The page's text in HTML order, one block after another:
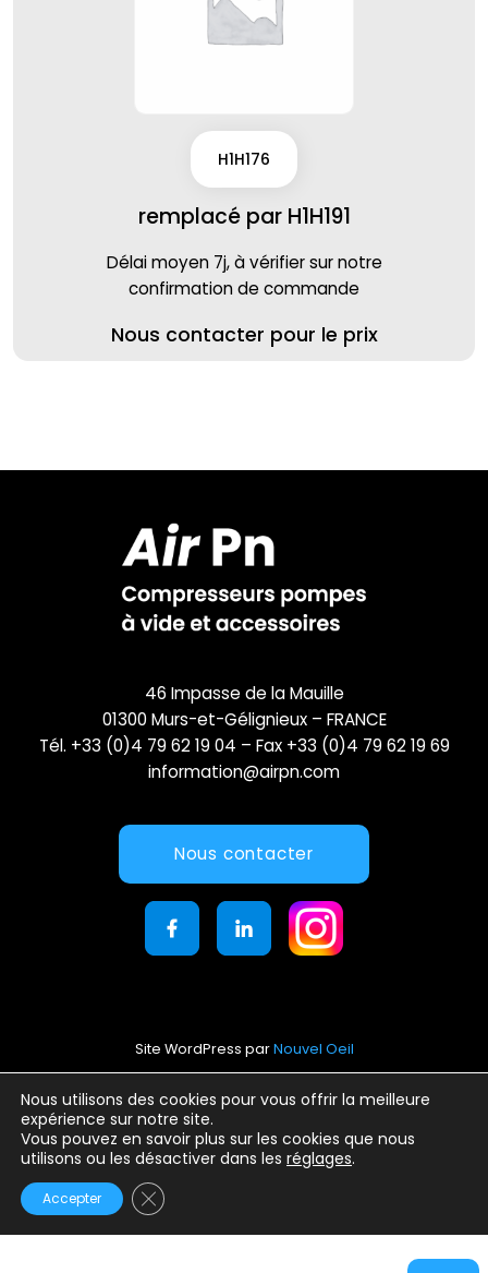
H1H176
remplacé par H1H191
Délai moyen 7j, à vérifier sur notre
confirmation de commande
Nous contacter pour le prix
Nous utilisons des cookies pour vous offrir la meilleure
expérience sur notre site.
Vous pouvez en savoir plus sur les cookies que nous
utilisons ou les désactiver dans les réglages.
Accepter Fermer la bannière des cookies GDPR
46 Impasse de la Mauille
01300 Murs-et-Gélignieux – FRANCE
Tél. +33 (0)4 79 62 19 04 – Fax +33 (0)4 79 62 19 69
information@airpn.com
Nous contacter
Site WordPress parNouvel Oeil
Mentions légales
Conditions générales d’utilisation
Politique de confidentialité